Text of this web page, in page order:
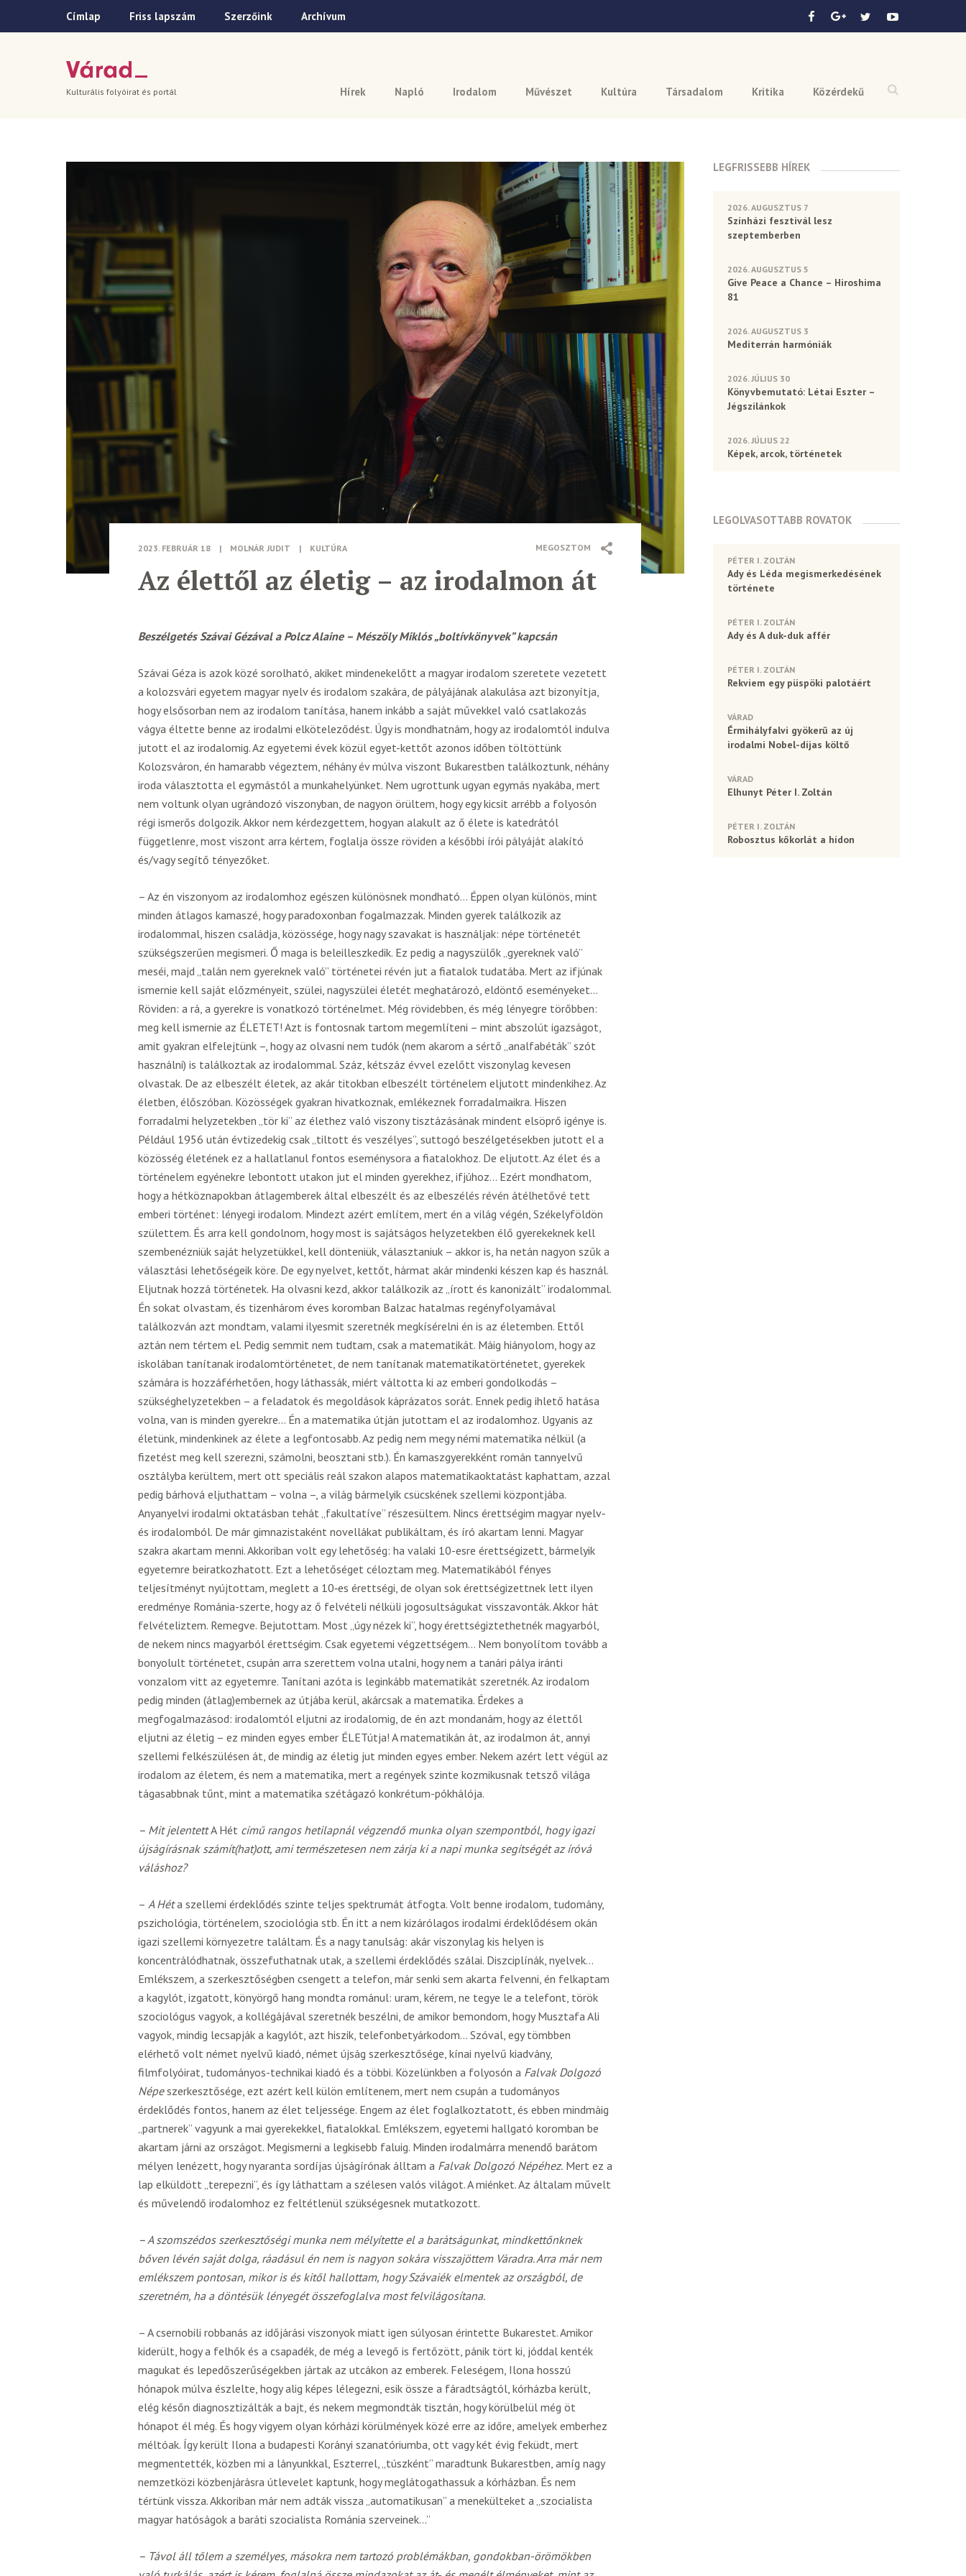
Címlap Friss lapszám Szerzőink Archívum
Hírek Napló Irodalom Művészet Kultúra Társadalom Kritika Közérdekű
Kulturális folyóirat és portál
MEGOSZTOM
2023. FEBRUÁR 18 | MOLNÁR JUDIT | KULTÚRA
Az élettől az életig – az irodalmon át
Beszélgetés Szávai Gézával a Polcz Alaine – Mészöly Miklós „boltívkönyvek” kapcsán
Szávai Géza is azok közé sorolható, akiket mindenekelőtt a magyar irodalom szeretete vezetett
a kolozsvári egyetem magyar nyelv és irodalom szakára, de pályájának alakulása azt bizonyítja,
hogy elsősorban nem az irodalom tanítása, hanem inkább a saját művekkel való csatlakozás
vágya éltette benne az irodalmi elköteleződést. Úgy is mondhatnám, hogy az irodalomtól indulva
jutott el az irodalomig. Az egyetemi évek közül egyet-kettőt azonos időben töltöttünk
Kolozsváron, én hamarabb végeztem, néhány év múlva viszont Bukarestben találkoztunk, néhány
iroda választotta el egymástól a munkahelyünket. Nem ugrottunk ugyan egymás nyakába, mert
nem voltunk olyan ugrándozó viszonyban, de nagyon örültem, hogy egy kicsit arrébb a folyosón
régi ismerős dolgozik. Akkor nem kérdezgettem, hogyan alakult az ő élete is katedrától
függetlenre, most viszont arra kértem, foglalja össze röviden a későbbi írói pályáját alakító
és/vagy segítő tényezőket.
– Az én viszonyom az irodalomhoz egészen különösnek mondható… Éppen olyan különös, mint
minden átlagos kamaszé, hogy paradoxonban fogalmazzak. Minden gyerek találkozik az
irodalommal, hiszen családja, közössége, hogy nagy szavakat is használjak: népe történetét
szükségszerűen megismeri. Ő maga is beleilleszkedik. Ez pedig a nagyszülők „gyereknek való”
meséi, majd „talán nem gyereknek való” történetei révén jut a fiatalok tudatába. Mert az ifjúnak
ismernie kell saját előzményeit, szülei, nagyszülei életét meghatározó, eldöntő eseményeket…
Röviden: a rá, a gyerekre is vonatkozó történelmet. Még rövidebben, és még lényegre törőbben:
meg kell ismernie az ÉLETET! Azt is fontosnak tartom megemlíteni – mint abszolút igazságot,
amit gyakran elfelejtünk –, hogy az olvasni nem tudók (nem akarom a sértő „analfabéták” szót
használni) is találkoztak az irodalommal. Száz, kétszáz évvel ezelőtt viszonylag kevesen
olvastak. De az elbeszélt életek, az akár titokban elbeszélt történelem eljutott mindenkihez. Az
életben, élőszóban. Közösségek gyakran hivatkoznak, emlékeznek forradalmaikra. Hiszen
forradalmi helyzetekben „tör ki” az élethez való viszony tisztázásának mindent elsöprő igénye is.
Például 1956 után évtizedekig csak „tiltott és veszélyes”, suttogó beszélgetésekben jutott el a
közösség életének ez a hallatlanul fontos eseménysora a fiatalokhoz. De eljutott. Az élet és a
történelem egyénekre lebontott utakon jut el minden gyerekhez, ifjúhoz… Ezért mondhatom,
hogy a hétköznapokban átlagemberek által elbeszélt és az elbeszélés révén átélhetővé tett
emberi történet: lényegi irodalom. Mindezt azért említem, mert én a világ végén, Székelyföldön
születtem. És arra kell gondolnom, hogy most is sajátságos helyzetekben élő gyerekeknek kell
szembenézniük saját helyzetükkel, kell dönteniük, választaniuk – akkor is, ha netán nagyon szűk a
választási lehetőségeik köre. De egy nyelvet, kettőt, hármat akár mindenki készen kap és használ.
Eljutnak hozzá történetek. Ha olvasni kezd, akkor találkozik az „írott és kanonizált” irodalommal.
Én sokat olvastam, és tizenhárom éves koromban Balzac hatalmas regényfolyamával
találkozván azt mondtam, valami ilyesmit szeretnék megkísérelni én is az életemben. Ettől
aztán nem tértem el. Pedig semmit nem tudtam, csak a matematikát. Máig hiányolom, hogy az
iskolában tanítanak irodalomtörténetet, de nem tanítanak matematikatörténetet, gyerekek
számára is hozzáférhetően, hogy láthassák, miért váltotta ki az emberi gondolkodás –
szükséghelyzetekben – a feladatok és megoldások káprázatos sorát. Ennek pedig ihlető hatása
volna, van is minden gyerekre… Én a matematika útján jutottam el az irodalomhoz. Ugyanis az
életünk, mindenkinek az élete a legfontosabb. Az pedig nem megy némi matematika nélkül (a
fizetést meg kell szerezni, számolni, beosztani stb.). Én kamaszgyerekként román tannyelvű
osztályba kerültem, mert ott speciális reál szakon alapos matematikaoktatást kaphattam, azzal
pedig bárhová eljuthattam – volna –, a világ bármelyik csücskének szellemi központjába.
Anyanyelvi irodalmi oktatásban tehát „fakultatíve” részesültem. Nincs érettségim magyar nyelv‑
és irodalomból. De már gimnazistaként novellákat publikáltam, és író akartam lenni. Magyar
szakra akartam menni. Akkoriban volt egy lehetőség: ha valaki 10-esre érettségizett, bármelyik
egyetemre beiratkozhatott. Ezt a lehetőséget céloztam meg. Matematikából fényes
teljesítményt nyújtottam, meglett a 10‑es érettségi, de olyan sok érettségizettnek lett ilyen
eredménye Románia-szerte, hogy az ő felvételi nélküli jogosultságukat visszavonták. Akkor hát
felvételiztem. Remegve. Bejutottam. Most „úgy nézek ki”, hogy érettségiztethetnék magyarból,
de nekem nincs magyarból érettségim. Csak egyetemi végzettségem… Nem bonyolítom tovább a
bonyolult történetet, csupán arra szerettem volna utalni, hogy nem a tanári pálya iránti
vonzalom vitt az egyetemre. Tanítani azóta is leginkább matematikát szeretnék. Az irodalom
pedig minden (átlag)embernek az útjába kerül, akárcsak a matematika. Érdekes a
megfogalmazásod: irodalomtól eljutni az irodalomig, de én azt mondanám, hogy az élettől
eljutni az életig – ez minden egyes ember ÉLETútja! A matematikán át, az irodalmon át, annyi
szellemi felkészülésen át, de mindig az életig jut minden egyes ember. Nekem azért lett végül az
irodalom az életem, és nem a matematika, mert a regények szinte kozmikusnak tetsző világa
tágasabbnak tűnt, mint a matematika szétágazó konkrétum-pókhálója.
– Mit jelentettA Hét című rangos hetilapnál végzendő munka olyan szempontból, hogy igazi
újságírásnak számít(hat)ott, ami természetesen nem zárja ki a napi munka segítségét az íróvá
váláshoz?
– A Héta szellemi érdeklődés szinte teljes spektrumát átfogta. Volt benne irodalom, tudomány,
pszichológia, történelem, szociológia stb. Én itt a nem kizárólagos irodalmi érdeklődésem okán
igazi szellemi környezetre találtam. És a nagy tanulság: akár viszonylag kis helyen is
koncentrálódhatnak, összefuthatnak utak, a szellemi érdeklődés szálai. Diszciplínák, nyelvek…
Emlékszem, a szerkesztőségben csengett a telefon, már senki sem akarta felvenni, én felkaptam
a kagylót, izgatott, könyörgő hang mondta románul: uram, kérem, ne tegye le a telefont, török
szociológus vagyok, a kollégájával szeretnék beszélni, de amikor bemondom, hogy Musztafa Ali
vagyok, mindig lecsapják a kagylót, azt hiszik, telefonbetyárkodom… Szóval, egy tömbben
elérhető volt német nyelvű kiadó, német újság szerkesztősége, kínai nyelvű kiadvány,
filmfolyóirat, tudományos-technikai kiadó és a többi. Közelünkben a folyosón a Falvak Dolgozó
Népeszerkesztősége, ezt azért kell külön említenem, mert nem csupán a tudományos
érdeklődés fontos, hanem az élet teljessége. Engem az élet foglalkoztatott, és ebben mindmáig
„partnerek” vagyunk a mai gyerekekkel, fiatalokkal. Emlékszem, egyetemi hallgató koromban be
akartam járni az országot. Megismerni a legkisebb faluig. Minden irodalmárra menendő barátom
mélyen lenézett, hogy nyaranta sordíjas újságírónak álltam a Falvak Dolgozó Népéhez. Mert ez a
lap elküldött „terepezni”, és így láthattam a szélesen valós világot. A miénket. Az általam művelt
és művelendő irodalomhoz ez feltétlenül szükségesnek mutatkozott.
– A szomszédos szerkesztőségi munka nem mélyítette el a barátságunkat, mindkettőnknek
bőven lévén saját dolga, ráadásul én nem is nagyon sokára visszajöttem Váradra. Arra már nem
emlékszem pontosan, mikor is és kitől hallottam, hogy Szávaiék elmentek az országból, de
szeretném, ha a döntésük lényegét összefoglalva most felvilágosítana.
– A csernobili robbanás az időjárási viszonyok miatt igen súlyosan érintette Bukarestet. Amikor
kiderült, hogy a felhők és a csapadék, de még a levegő is fertőzött, pánik tört ki, jóddal kenték
magukat és lepedőszerűségekben jártak az utcákon az emberek. Feleségem, Ilona hosszú
hónapok múlva észlelte, hogy alig képes lélegezni, esik össze a fáradtságtól, kórházba került,
elég későn diagnosztizálták a bajt, és nekem megmondták tisztán, hogy körülbelül még öt
hónapot él még. És hogy vigyem olyan kórházi körülmények közé erre az időre, amelyek emberhez
méltóak. Így került Ilona a budapesti Korányi szanatóriumba, ott vagy két évig feküdt, mert
megmentették, közben mi a lányunkkal, Eszterrel, „túszként” maradtunk Bukarestben, amíg nagy
nemzetközi közbenjárásra útlevelet kaptunk, hogy meglátogathassuk a kórházban. És nem
tértünk vissza. Akkoriban már nem adták vissza „automatikusan” a menekülteket a „szocialista
magyar hatóságok a baráti szocialista Románia szerveinek…”
– Távol áll tőlem a személyes, másokra nem tartozó problémákban, gondokban-örömökben
LEGFRISSEBB HÍREK
2026. AUGUSZTUS 7
Színházi fesztivál lesz
szeptemberben
2026. AUGUSZTUS 5
Give Peace a Chance – Hiroshima
81
2026. AUGUSZTUS 3
Mediterrán harmóniák
2026. JÚLIUS 30
Könyvbemutató: Létai Eszter –
Jégszilánkok
2026. JÚLIUS 22
Képek, arcok, történetek
LEGOLVASOTTABB ROVATOK
PÉTER I. ZOLTÁN
Ady és Léda megismerkedésének
története
PÉTER I. ZOLTÁN
Ady és A duk-duk affér
PÉTER I. ZOLTÁN
Rekviem egy püspöki palotáért
VÁRAD
Érmihályfalvi gyökerű az új
irodalmi Nobel-díjas költő
VÁRAD
Elhunyt Péter I. Zoltán
PÉTER I. ZOLTÁN
Robosztus kőkorlát a hídon